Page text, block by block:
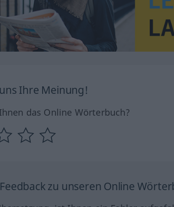
Ihre Meinung!
das Online Wörterbuch?
zu unseren Online